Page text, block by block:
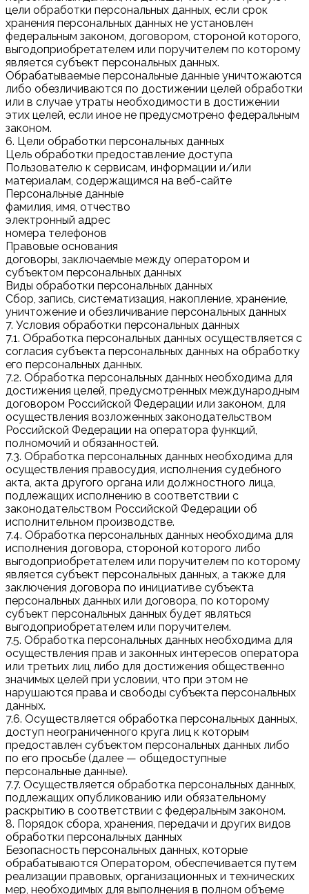
цели обработки персональных данных, если срок
хранения персональных данных не установлен
федеральным законом, договором, стороной которого,
выгодоприобретателем или поручителем по которому
является субъект персональных данных.
Обрабатываемые персональные данные уничтожаются
либо обезличиваются по достижении целей обработки
или в случае утраты необходимости в достижении
этих целей, если иное не предусмотрено федеральным
законом.
6. Цели обработки персональных данных
Цель обработки предоставление доступа
Пользователю к сервисам, информации и/или
материалам, содержащимся на веб-сайте
Персональные данные
фамилия, имя, отчество
электронный адрес
номера телефонов
Правовые основания
договоры, заключаемые между оператором и
субъектом персональных данных
Виды обработки персональных данных
Сбор, запись, систематизация, накопление, хранение,
уничтожение и обезличивание персональных данных
7. Условия обработки персональных данных
7.1. Обработка персональных данных осуществляется с
согласия субъекта персональных данных на обработку
его персональных данных.
7.2. Обработка персональных данных необходима для
достижения целей, предусмотренных международным
договором Российской Федерации или законом, для
осуществления возложенных законодательством
Российской Федерации на оператора функций,
полномочий и обязанностей.
7.3. Обработка персональных данных необходима для
осуществления правосудия, исполнения судебного
акта, акта другого органа или должностного лица,
подлежащих исполнению в соответствии с
законодательством Российской Федерации об
исполнительном производстве.
7.4. Обработка персональных данных необходима для
исполнения договора, стороной которого либо
выгодоприобретателем или поручителем по которому
является субъект персональных данных, а также для
заключения договора по инициативе субъекта
персональных данных или договора, по которому
субъект персональных данных будет являться
выгодоприобретателем или поручителем.
7.5. Обработка персональных данных необходима для
осуществления прав и законных интересов оператора
или третьих лиц либо для достижения общественно
значимых целей при условии, что при этом не
нарушаются права и свободы субъекта персональных
данных.
7.6. Осуществляется обработка персональных данных,
доступ неограниченного круга лиц к которым
предоставлен субъектом персональных данных либо
по его просьбе (далее — общедоступные
персональные данные).
7.7. Осуществляется обработка персональных данных,
подлежащих опубликованию или обязательному
раскрытию в соответствии с федеральным законом.
8. Порядок сбора, хранения, передачи и других видов
обработки персональных данных
Безопасность персональных данных, которые
обрабатываются Оператором, обеспечивается путем
реализации правовых, организационных и технических
мер, необходимых для выполнения в полном объеме